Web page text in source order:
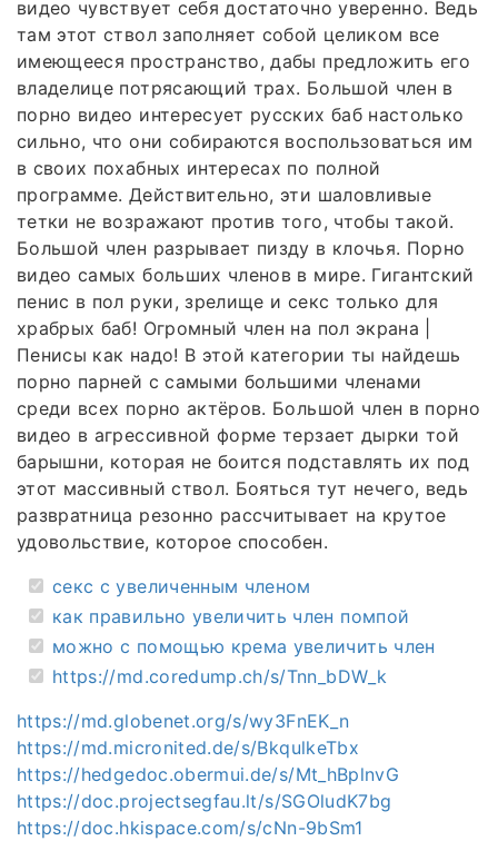
видео чувствует себя достаточно уверенно. Ведь
там этот ствол заполняет собой целиком все
имеющееся пространство, дабы предложить его
владелице потрясающий трах. Большой член в
порно видео интересует русских баб настолько
сильно, что они собираются воспользоваться им
в своих похабных интересах по полной
программе. Действительно, эти шаловливые
тетки не возражают против того, чтобы такой.
Большой член разрывает пизду в клочья. Порно
видео самых больших членов в мире. Гигантский
пенис в пол руки, зрелище и секс только для
храбрых баб! Огромный член на пол экрана |
Пенисы как надо! В этой категории ты найдешь
порно парней с самыми большими членами
среди всех порно актёров. Большой член в порно
видео в агрессивной форме терзает дырки той
барышни, которая не боится подставлять их под
этот массивный ствол. Бояться тут нечего, ведь
развратница резонно рассчитывает на крутое
удовольствие, которое способен.
секс с увеличенным членом
как правильно увеличить член помпой
можно с помощью крема увеличить член
https://md.coredump.ch/s/Tnn_bDW_k
https://md.globenet.org/s/wy3FnEK_n
https://md.micronited.de/s/BkqulkeTbx
https://hedgedoc.obermui.de/s/Mt_hBplnvG
https://doc.projectsegfau.lt/s/SGOludK7bg
https://doc.hkispace.com/s/cNn-9bSm1